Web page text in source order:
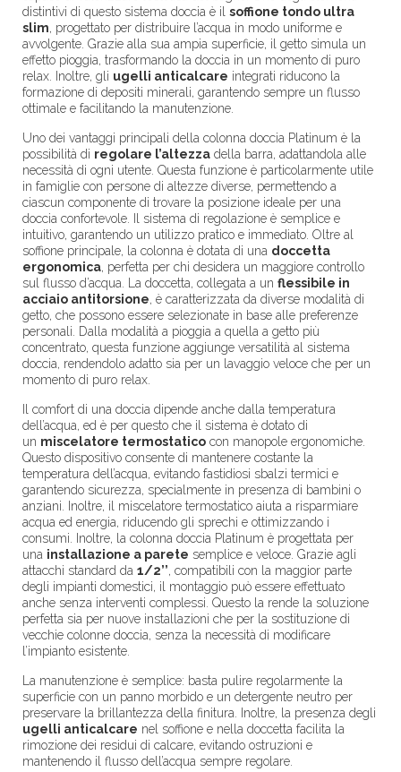
distintivi di questo sistema doccia è il soffione tondo ultra
slim, progettato per distribuire l’acqua in modo uniforme e
avvolgente. Grazie alla sua ampia superficie, il getto simula un
effetto pioggia, trasformando la doccia in un momento di puro
relax. Inoltre, gli ugelli anticalcare integrati riducono la
formazione di depositi minerali, garantendo sempre un flusso
ottimale e facilitando la manutenzione.
Uno dei vantaggi principali della colonna doccia Platinum è la
possibilità di regolare l’altezza della barra, adattandola alle
necessità di ogni utente. Questa funzione è particolarmente utile
in famiglie con persone di altezze diverse, permettendo a
ciascun componente di trovare la posizione ideale per una
doccia confortevole. Il sistema di regolazione è semplice e
intuitivo, garantendo un utilizzo pratico e immediato. Oltre al
soffione principale, la colonna è dotata di una doccetta
ergonomica, perfetta per chi desidera un maggiore controllo
sul flusso d’acqua. La doccetta, collegata a un flessibile in
acciaio antitorsione, è caratterizzata da diverse modalità di
getto, che possono essere selezionate in base alle preferenze
personali. Dalla modalità a pioggia a quella a getto più
concentrato, questa funzione aggiunge versatilità al sistema
doccia, rendendolo adatto sia per un lavaggio veloce che per un
momento di puro relax.
Il comfort di una doccia dipende anche dalla temperatura
dell’acqua, ed è per questo che il sistema è dotato di
un miscelatore termostatico con manopole ergonomiche.
Questo dispositivo consente di mantenere costante la
temperatura dell’acqua, evitando fastidiosi sbalzi termici e
garantendo sicurezza, specialmente in presenza di bambini o
anziani. Inoltre, il miscelatore termostatico aiuta a risparmiare
acqua ed energia, riducendo gli sprechi e ottimizzando i
consumi. Inoltre, la colonna doccia Platinum è progettata per
una installazione a parete semplice e veloce. Grazie agli
attacchi standard da 1/2’’, compatibili con la maggior parte
degli impianti domestici, il montaggio può essere effettuato
anche senza interventi complessi. Questo la rende la soluzione
perfetta sia per nuove installazioni che per la sostituzione di
vecchie colonne doccia, senza la necessità di modificare
l’impianto esistente.
La manutenzione è semplice: basta pulire regolarmente la
superficie con un panno morbido e un detergente neutro per
preservare la brillantezza della finitura. Inoltre, la presenza degli
ugelli anticalcare nel soffione e nella doccetta facilita la
rimozione dei residui di calcare, evitando ostruzioni e
mantenendo il flusso dell’acqua sempre regolare.